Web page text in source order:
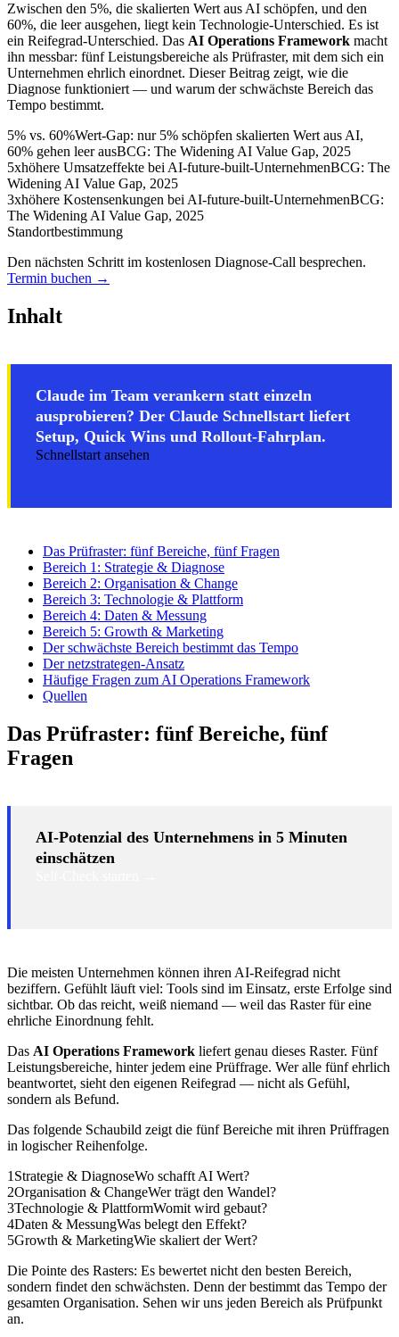
Zwischen den 5%, die skalierten Wert aus AI schöpfen, und den
60%, die leer ausgehen, liegt kein Technologie-Unterschied. Es ist
ein Reifegrad-Unterschied. Das AI Operations Framework macht
ihn messbar: fünf Leistungsbereiche als Prüfraster, mit dem sich ein
Unternehmen ehrlich einordnet. Dieser Beitrag zeigt, wie die
Diagnose funktioniert — und warum der schwächste Bereich das
Tempo bestimmt.
5% vs. 60%Wert-Gap: nur 5% schöpfen skalierten Wert aus AI,
60% gehen leer ausBCG: The Widening AI Value Gap, 2025
5xhöhere Umsatzeffekte bei AI-future-built-UnternehmenBCG: The
Widening AI Value Gap, 2025
3xhöhere Kostensenkungen bei AI-future-built-UnternehmenBCG:
The Widening AI Value Gap, 2025
Standortbestimmung
Den nächsten Schritt im kostenlosen Diagnose-Call besprechen.
Termin buchen →
Inhalt
Claude im Team verankern statt einzeln
ausprobieren? Der Claude Schnellstart liefert
Setup, Quick Wins und Rollout-Fahrplan.
Schnellstart ansehen
Das Prüfraster: fünf Bereiche, fünf Fragen
Bereich 1: Strategie & Diagnose
Bereich 2: Organisation & Change
Bereich 3: Technologie & Plattform
Bereich 4: Daten & Messung
Bereich 5: Growth & Marketing
Der schwächste Bereich bestimmt das Tempo
Der netzstrategen-Ansatz
Häufige Fragen zum AI Operations Framework
Quellen
Das Prüfraster: fünf Bereiche, fünf
Fragen
AI-Potenzial des Unternehmens in 5 Minuten
einschätzen
Die meisten Unternehmen können ihren AI-Reifegrad nicht
beziffern. Gefühlt läuft viel: Tools sind im Einsatz, erste Erfolge sind
sichtbar. Ob das reicht, weiß niemand — weil das Raster für eine
ehrliche Einordnung fehlt.
Das AI Operations Framework liefert genau dieses Raster. Fünf
Leistungsbereiche, hinter jedem eine Prüffrage. Wer alle fünf ehrlich
beantwortet, sieht den eigenen Reifegrad — nicht als Gefühl,
sondern als Befund.
Das folgende Schaubild zeigt die fünf Bereiche mit ihren Prüffragen
in logischer Reihenfolge.
1 Strategie & DiagnoseWo schafft AI Wert?
2Organisation & ChangeWer trägt den Wandel?
3Technologie & PlattformWomit wird gebaut?
4Daten & MessungWas belegt den Effekt?
5Growth & MarketingWie skaliert der Wert?
Die Pointe des Rasters: Es bewertet nicht den besten Bereich,
sondern findet den schwächsten. Denn der bestimmt das Tempo der
gesamten Organisation. Sehen wir uns jeden Bereich als Prüfpunkt
an.